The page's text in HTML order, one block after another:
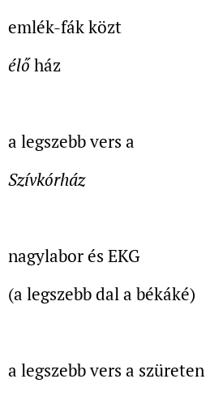
emlék-fák közt
élőház
a legszebb vers a
Szívkórház
nagylabor és EKG
(a legszebb dal a békáké)
a legszebb vers a szüreten